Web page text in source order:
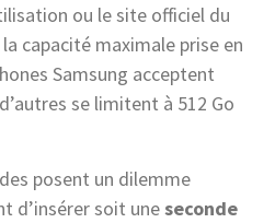
ou le site officiel du
capacité maximale prise en
Samsung acceptent
se limitent à 512 Go
posent un dilemme
d’insérer soit uneseconde